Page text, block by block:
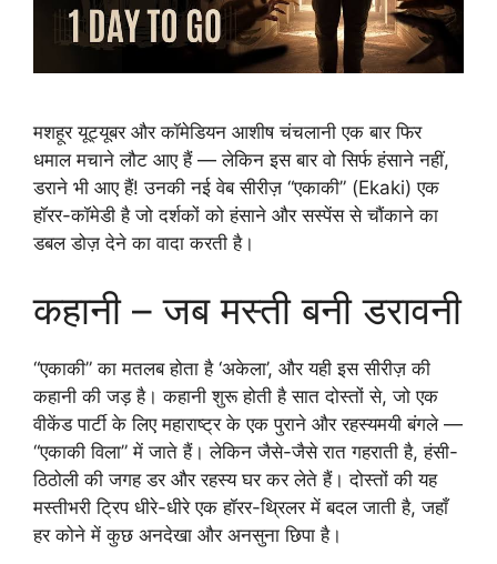
मशहूर यूट्यूबर और कॉमेडियन आशीष चंचलानी एक बार फिर
धमाल मचाने लौट आए हैं — लेकिन इस बार वो सिर्फ हंसाने नहीं,
डराने भी आए हैं! उनकी नई वेब सीरीज़ “एकाकी” (Ekaki) एक
हॉरर-कॉमेडी है जो दर्शकों को हंसाने और सस्पेंस से चौंकाने का
डबल डोज़ देने का वादा करती है।
कहानी – जब मस्ती बनी डरावनी
“एकाकी” का मतलब होता है ‘अकेला’, और यही इस सीरीज़ की
कहानी की जड़ है। कहानी शुरू होती है सात दोस्तों से, जो एक
वीकेंड पार्टी के लिए महाराष्ट्र के एक पुराने और रहस्यमयी बंगले —
“एकाकी विला” में जाते हैं। लेकिन जैसे-जैसे रात गहराती है, हंसी-
ठिठोली की जगह डर और रहस्य घर कर लेते हैं। दोस्तों की यह
मस्तीभरी ट्रिप धीरे-धीरे एक हॉरर-थ्रिलर में बदल जाती है, जहाँ
हर कोने में कुछ अनदेखा और अनसुना छिपा है।